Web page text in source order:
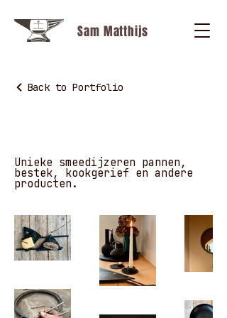
Sam Matthijs
Back to Portfolio
Unieke smeedijzeren pannen,
bestek, kookgerief en andere
producten.